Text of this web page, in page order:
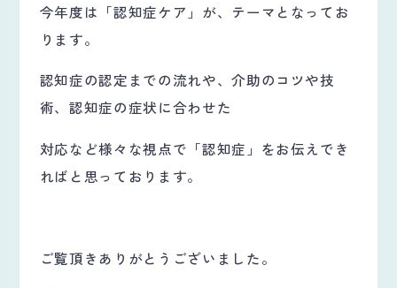
今年度は「認知症ケア」が、テーマとなってお
ります。
認知症の認定までの流れや、介助のコツや技
術、認知症の症状に合わせた
対応など様々な視点で「認知症」をお伝えでき
ればと思っております。
ご覧頂きありがとうございました。